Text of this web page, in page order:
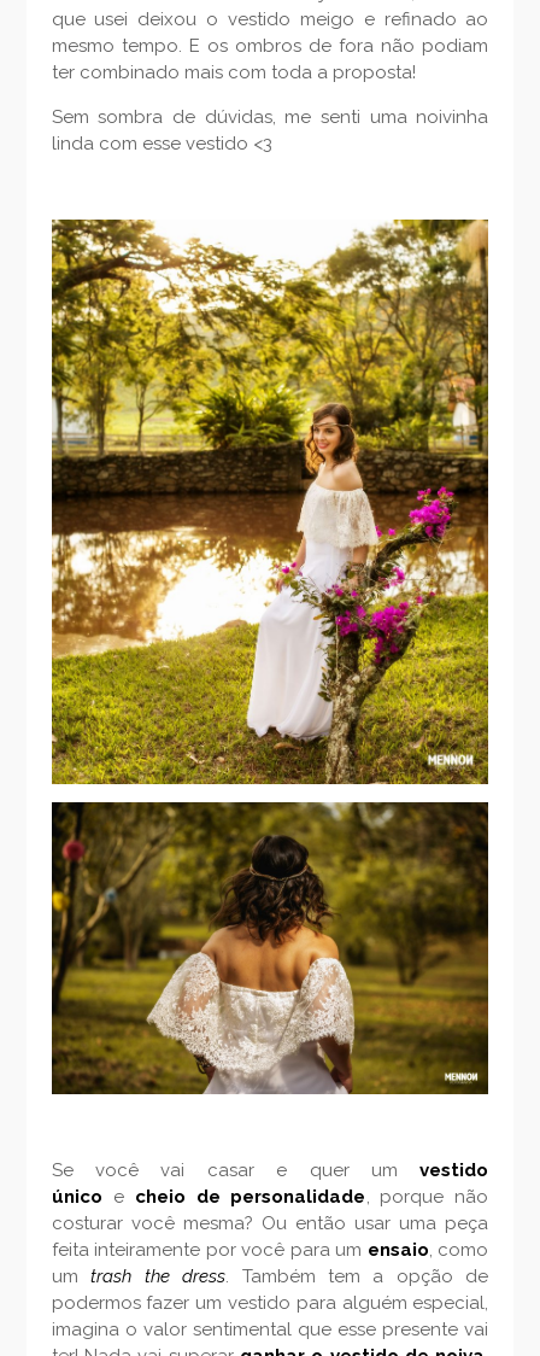
que usei deixou o vestido meigo e refinado ao
mesmo tempo. E os ombros de fora não podiam
ter combinado mais com toda a proposta!
Sem sombra de dúvidas, me senti uma noivinha
linda com esse vestido <3
Se você vai casar e quer umvestido
único e cheio de personalidade, porque não
costurar você mesma? Ou então usar uma peça
feita inteiramente por você para um ensaio, como
umtrash the dress. Também tem a opção de
podermos fazer um vestido para alguém especial,
imagina o valor sentimental que esse presente vai